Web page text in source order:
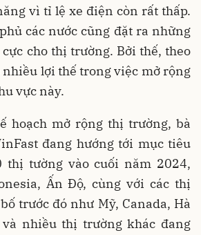
vì tỉ lệ xe điện còn rất thấp.
các nước cũng đặt ra những
cho thị trường. Bởi thế, theo
nhiều lợi thế trong việc mở rộng
vực này.
hoạch mở rộng thị trường, bà
đang hướng tới mục tiêu
thị tường vào cuối năm 2024,
Ấn Độ, cùng với các thị
trước đó như Mỹ, Canada, Hà
và nhiều thị trường khác đang